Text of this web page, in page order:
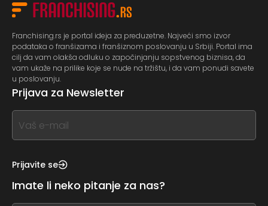
Franchising.rs je portal ideja za preduzetne. Najveći smo izvor
podataka o franšizama i franšiznom poslovanju u Srbiji. Portal ima
cilj da vam olakša odluku o započinjanju sopstvenog biznisa, da
vam ukaže na prilike koje se nude na tržištu, i da vam ponudi savete
u poslovanju.
Prijava za Newsletter
If
you
this,
this
Prijavite se
Imate li neko pitanje za nas?